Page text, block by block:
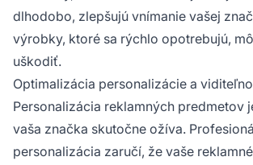
dlhodobo, zlepšujú vnímanie vašej
výrobky, ktoré sa rýchlo opotrebujú,
uškodiť.
Optimalizácia personalizácie a
Personalizácia reklamných predmetov
vaša značka skutočne ožíva.
personalizácia zaručí, že vaše